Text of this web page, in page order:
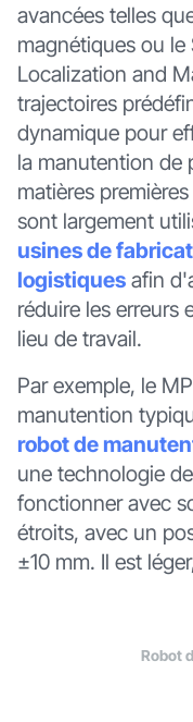
avancées telles
magnétiques ou
Localization and
trajectoires
dynamique pour
la manutention de
matières
sont largement
usines de
logistiquesafin
réduire les erreurs
lieu de travail.
Par exemple, le
manutention
robot de
une technologie
fonctionner avec
étroits, avec un
±10 mm. Il est
Robot